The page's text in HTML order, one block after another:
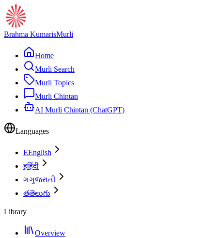
Brahma KumarisMurli
Home
Murli Search
Murli Topics
Murli Chintan
AI Murli Chintan (ChatGPT)
Languages
EEnglish
हहिंदी
ગગુજરાતી
తతెలుగు
Library
Overview